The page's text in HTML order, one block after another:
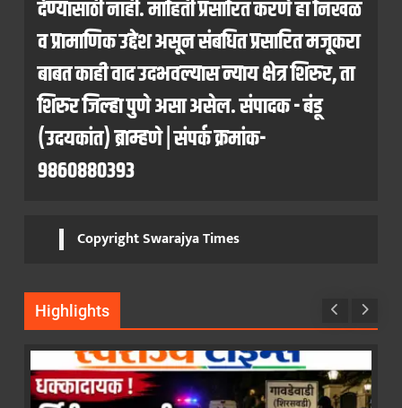
देण्यासाठी नाही. माहिती प्रसारित करणे हा निखळ
व प्रामाणिक उद्देश असून संबधित प्रसारित मजूकरा
बाबत काही वाद उदभवल्यास न्याय क्षेत्र शिरुर, ता
शिरुर जिल्हा पुणे असा असेल. संपादक - बंडू
(उदयकांत) ब्राम्हणे | संपर्क क्रमांक-
9860880393
Copyright Swarajya Times
Highlights